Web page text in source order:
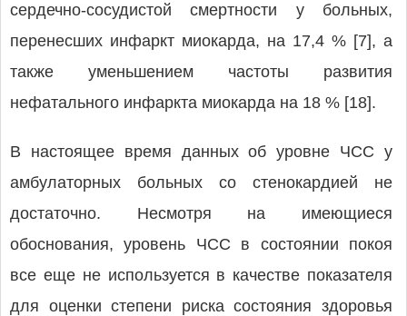
сердечно-сосудистой смертности у больных,
перенесших инфаркт миокарда, на 17,4 % [7], а
также уменьшением частоты развития
нефатального инфаркта миокарда на 18 % [18].
В настоящее время данных об уровне ЧСС у
амбулаторных больных со стенокардией не
достаточно. Несмотря на имеющиеся
обоснования, уровень ЧСС в состоянии покоя
все еще не используется в качестве показателя
для оценки степени риска состояния здоровья